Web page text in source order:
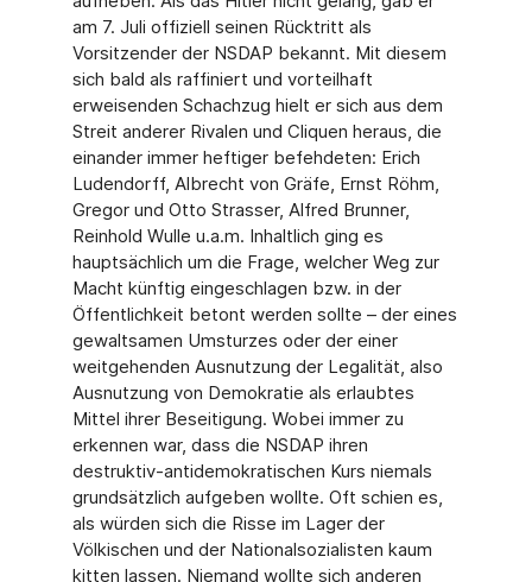
am 7. Juli offiziell seinen Rücktritt als
Vorsitzender der NSDAP bekannt. Mit diesem
sich bald als raffiniert und vorteilhaft
erweisenden Schachzug hielt er sich aus dem
Streit anderer Rivalen und Cliquen heraus, die
einander immer heftiger befehdeten: Erich
Ludendorff, Albrecht von Gräfe, Ernst Röhm,
Gregor und Otto Strasser, Alfred Brunner,
Reinhold Wulle u.a.m. Inhaltlich ging es
hauptsächlich um die Frage, welcher Weg zur
Macht künftig eingeschlagen bzw. in der
Öffentlichkeit betont werden sollte – der eines
gewaltsamen Umsturzes oder der einer
weitgehenden Ausnutzung der Legalität, also
Ausnutzung von Demokratie als erlaubtes
Mittel ihrer Beseitigung. Wobei immer zu
erkennen war, dass die NSDAP ihren
destruktiv-antidemokratischen Kurs niemals
grundsätzlich aufgeben wollte. Oft schien es,
als würden sich die Risse im Lager der
Völkischen und der Nationalsozialisten kaum
kitten lassen. Niemand wollte sich anderen